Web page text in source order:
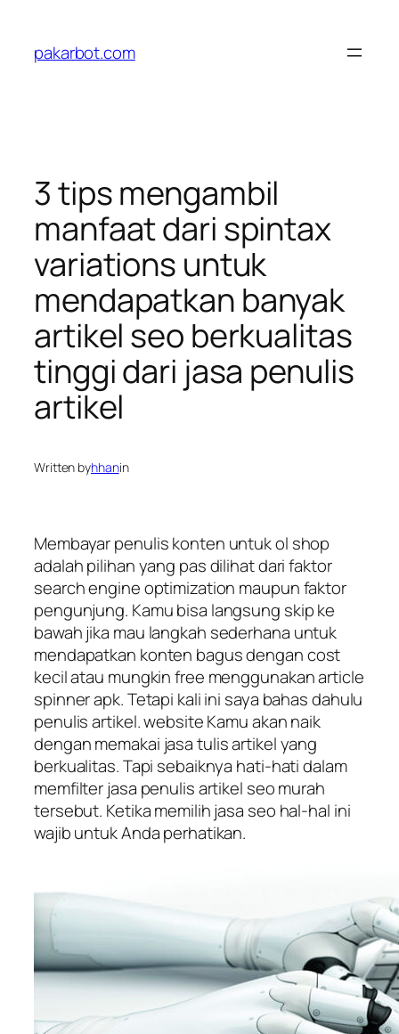
content
pakarbot.com
3 tips mengambil
manfaat dari spintax
variations untuk
mendapatkan banyak
artikel seo berkualitas
tinggi dari jasa penulis
artikel
Written byhhanin
Membayar penulis konten untuk ol shop
adalah pilihan yang pas dilihat dari faktor
search engine optimization maupun faktor
pengunjung. Kamu bisa langsung skip ke
bawah jika mau langkah sederhana untuk
mendapatkan konten bagus dengan cost
kecil atau mungkin free menggunakan article
spinner apk. Tetapi kali ini saya bahas dahulu
penulis artikel. website Kamu akan naik
dengan memakai jasa tulis artikel yang
berkualitas. Tapi sebaiknya hati-hati dalam
memfilter jasa penulis artikel seo murah
tersebut. Ketika memilih jasa seo hal-hal ini
wajib untuk Anda perhatikan.